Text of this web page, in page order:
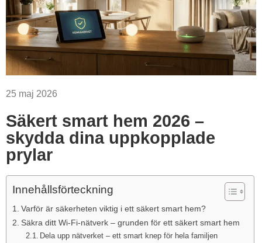
25 maj 2026
Säkert smart hem 2026 –
skydda dina uppkopplade
prylar
Innehållsförteckning
Varför är säkerheten viktig i ett säkert smart hem?
Säkra ditt Wi-Fi-nätverk – grunden för ett säkert smart hem
Dela upp nätverket – ett smart knep för hela familjen